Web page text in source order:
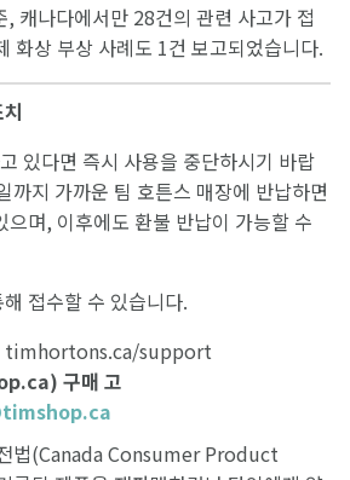
캐나다에서만 28건의 관련 사고가 접
화상 부상 사례도 1건 보고되었습니다.
있다면 즉시 사용을 중단하시기 바랍
까지 가까운 팀 호튼스 매장에 반납하면
으며, 이후에도 환불 반납이 가능할 수
접수할 수 있습니다.
timhortons.ca/support
구매 고
법(Canada Consumer Product